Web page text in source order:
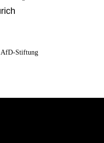
AfD-Stiftung